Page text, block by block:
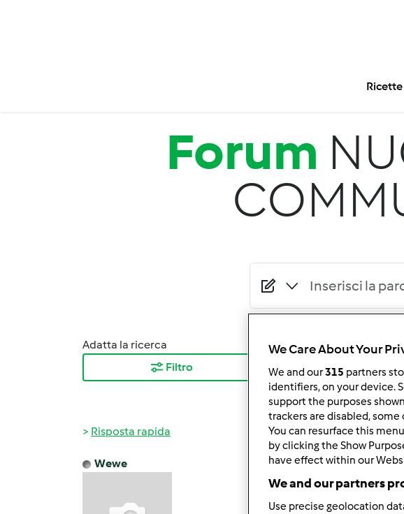
Ricette
Forum
Adatta la ricerca
Filtro
Ordina per:
I risultati più recenti
Risposta rapida
Wewe
Thanks for the
We Care About Your
We and our315 partners
identifiers, on your device.
support the purposes
trackers are disabled,
You can resurface this
by clicking the Show
have effect within our
We and our partners
Use precise geolocation